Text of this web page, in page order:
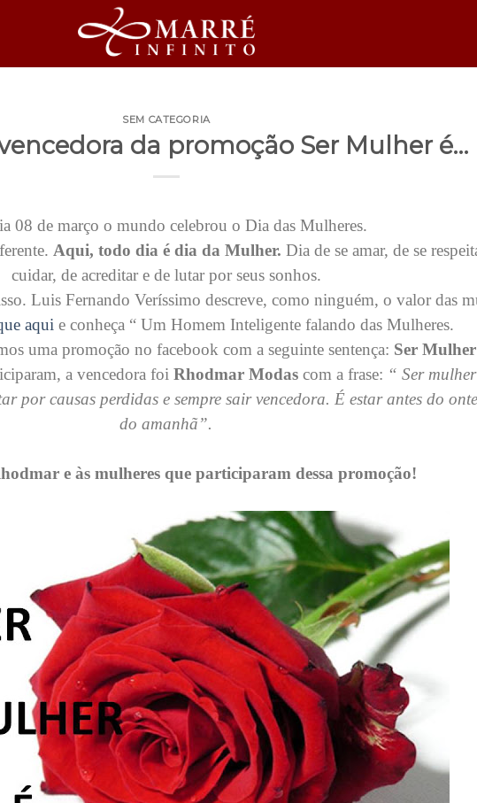
SEM CATEGORIA
da promoção Ser Mulher é…
08 de março o mundo celebrou o Dia das Mulheres.
Aqui, todo dia é dia da Mulher. Dia de se amar, de se
cuidar, de acreditar e de lutar por seus sonhos.
Luis Fernando Veríssimo descreve, como ninguém, o valor das
aqui e conheça “ Um Homem Inteligente falando das Mulheres.
uma promoção no facebook com a seguinte sentença: Ser
a vencedora foiRhodmar Modas com a frase: “ Ser
por causas perdidas e sempre sair vencedora. É estar antes do
do amanhã”.
e às mulheres que participaram dessa promoção!